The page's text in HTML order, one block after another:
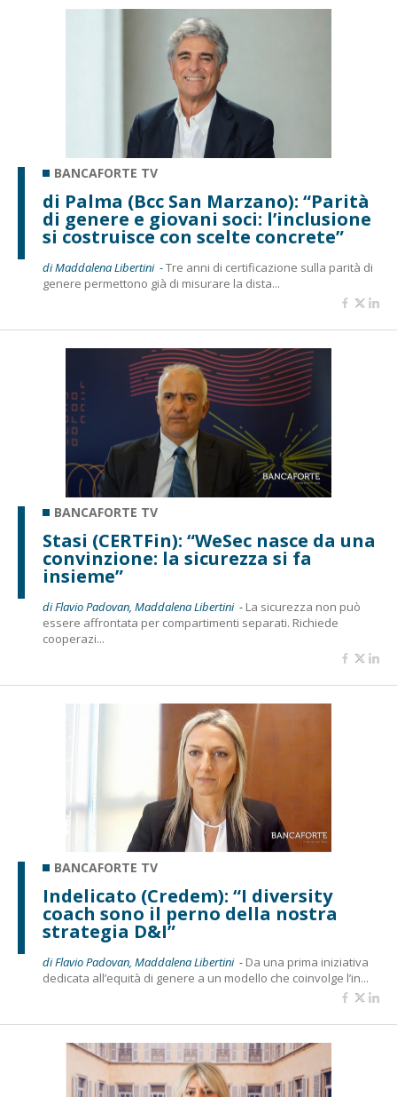
BANCAFORTE TV
di Palma (Bcc San Marzano): “Parità
di genere e giovani soci: l’inclusione
si costruisce con scelte concrete”
di Maddalena Libertini -Tre anni di certificazione sulla parità di
genere permettono già di misurare la dista...
BANCAFORTE TV
Stasi (CERTFin): “WeSec nasce da una
convinzione: la sicurezza si fa
insieme”
di Flavio Padovan, Maddalena Libertini - La sicurezza non può
essere affrontata per compartimenti separati. Richiede
cooperazi...
BANCAFORTE TV
Indelicato (Credem): “I diversity
coach sono il perno della nostra
strategia D&I”
di Flavio Padovan, Maddalena Libertini - Da una prima iniziativa
dedicata all’equità di genere a un modello che coinvolge l’in...